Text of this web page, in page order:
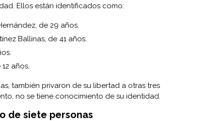
Ellos están identificados como:
de 29 años.
Ballinas, de 41 años.
años.
también privaron de su libertad a otras tres
no se tiene conocimiento de su identidad.
de siete personas